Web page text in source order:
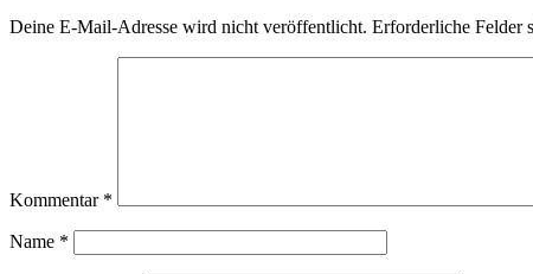
Deine E-Mail-Adresse wird nicht veröffentlicht. Erforderliche Felder
Kommentar *
Name *